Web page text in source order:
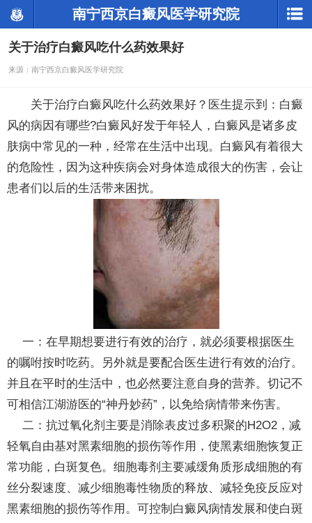
南宁西京白癜风医学研究院
关于治疗白癜风吃什么药效果好
来源：南宁西京白癜风医学研究院
关于治疗白癜风吃什么药效果好？医生提示到：白癜
风的病因有哪些?白癜风好发于年轻人，白癜风是诸多皮
肤病中常见的一种，经常在生活中出现。白癜风有着很大
的危险性，因为这种疾病会对身体造成很大的伤害，会让
患者们以后的生活带来困扰。
一：在早期想要进行有效的治疗，就必须要根据医生
的嘱咐按时吃药。另外就是要配合医生进行有效的治疗。
并且在平时的生活中，也必然要注意自身的营养。切记不
可相信江湖游医的“神丹妙药”，以免给病情带来伤害。
二：抗过氧化剂主要是消除表皮过多积聚的H2O2，减
轻氧自由基对黑素细胞的损伤等作用，使黑素细胞恢复正
常功能，白斑复色。细胞毒剂主要减缓角质形成细胞的有
丝分裂速度、减少细胞毒性物质的释放、减轻免疫反应对
黑素细胞的损伤等作用。可控制白癜风病情发展和使白斑